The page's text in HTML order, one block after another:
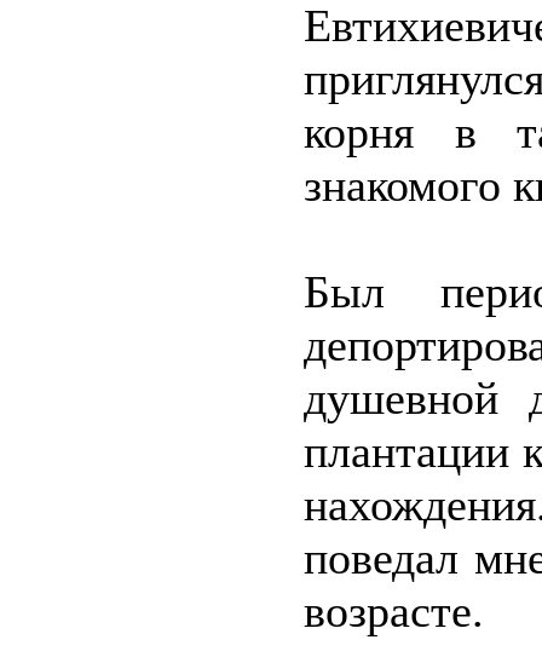
корня в
знакомого
Был
душевной
плантации
поведал
возрасте.